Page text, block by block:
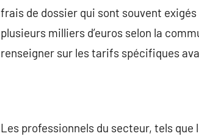
frais de dossier qui sont souvent
plusieurs milliers d’euros selon la
renseigner sur les tarifs spécifiques
Les professionnels du secteur, tels